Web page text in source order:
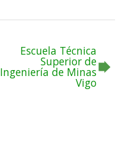
Escuela Técnica
Superior de
Ingeniería de Minas
Vigo